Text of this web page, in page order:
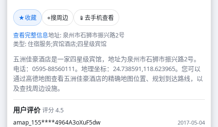
★收藏 ⌖搜周边 📱 去手机查看
查看完整信息地址: 泉州市石狮市振兴路2号
类型: 住宿服务;宾馆酒店;四星级宾馆
五洲佳豪酒店是一家四星级宾馆，地址为泉州市石狮市振兴路2号。
电话：0595-88560111。地理坐标：24.738591,118.623965。您可以
通过高德地图查看五洲佳豪酒店的精确地图位置、规划到达路线，以
及查找周边设施。
用户评价评分 4.5
amap_155****4964A3oXuF5dw
2017-05-04